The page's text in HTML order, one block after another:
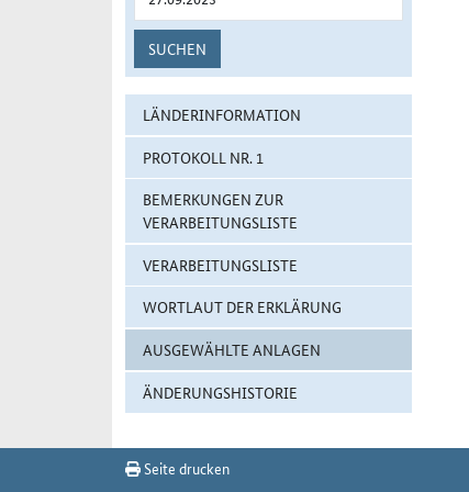
SUCHEN
LÄNDERINFORMATION
PROTOKOLL NR. 1
BEMERKUNGEN ZUR
VERARBEITUNGSLISTE
VERARBEITUNGSLISTE
WORTLAUT DER ERKLÄRUNG
AUSGEWÄHLTE ANLAGEN
ÄNDERUNGSHISTORIE
Seite drucken